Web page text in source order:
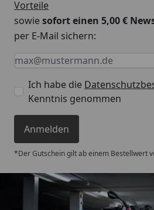
Vorteile
sowiesofort einen 5,00 €
per E-Mail sichern:
Keine Eingabe erforderlich
Eingabe erforderlich
E-Mail *
Ich habe die
Kenntnis genommen
Anmelden
*Der Gutschein gilt ab einem Bestellwert